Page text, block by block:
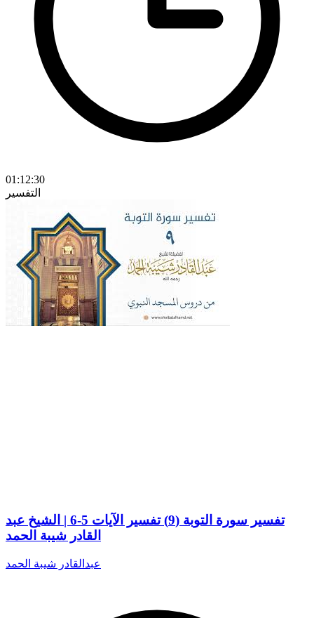
01:12:30
التفسير
تفسير سورة التوبة (9) تفسير الآيات 5-6 | الشيخ عبد
القادر شيبة الحمد
عبدالقادر شيبة الحمد